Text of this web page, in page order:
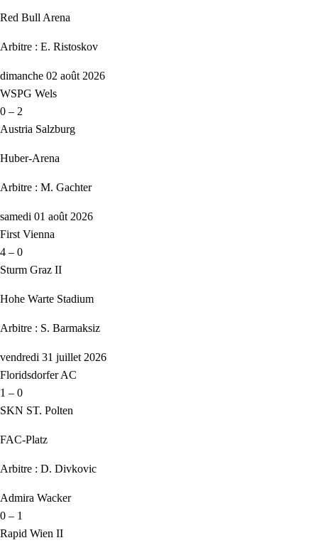
Red Bull Arena
Arbitre : E. Ristoskov
dimanche 02 août 2026
WSPG Wels
0 – 2
Austria Salzburg
Huber-Arena
Arbitre : M. Gachter
samedi 01 août 2026
First Vienna
4 – 0
Sturm Graz II
Hohe Warte Stadium
Arbitre : S. Barmaksiz
vendredi 31 juillet 2026
Floridsdorfer AC
1 – 0
SKN ST. Polten
FAC-Platz
Arbitre : D. Divkovic
Admira Wacker
0 – 1
Rapid Wien II